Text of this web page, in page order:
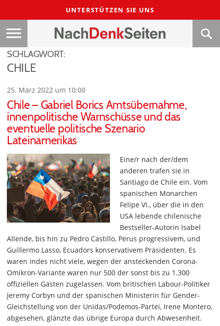
UNTERSTÜTZEN SIE UNS
SCHLAGWORT:
CHILE
25. März 2022 um 10:00
Chile – Gabriel Borics Amtsübernahme,
innenpolitische Warnschüsse und das
eventuelle politische Szenario
Lateinamerikas
Eine/r nach der/dem
anderen trafen sie in
Santiago de Chile ein. Vom
spanischen Monarchen
Felipe VI., über die in den
USA lebende chilenische
Bestseller-Autorin Isabel
Allende, bis hin zu Pedro Castillo, Perus progressivem, und
Guillermo Lasso, Ecuadors konservativem Präsidenten. Es
waren indes nicht viele, wegen der ansteckenden Corona-
Omikron-Variante waren nur 500 der sonst bis zu 1.300
offiziellen Gästen zugelassen. Vom britischen Labour-Politiker
Jeremy Corbyn und der spanischen Ministerin für Gender-
Gleichstellung von der Unidas/Podemos-Partei, Irene Montero,
abgesehen, glänzte das übrige Europa durch Abwesenheit.